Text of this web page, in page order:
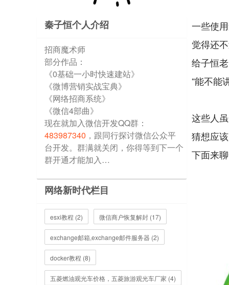
秦子恒个人介绍
招商魔术师
部分作品：
《0基础一小时快速建站》
《微博营销实战宝典》
《网络招商系统》
《微信4部曲》
现在就加入微信开发QQ群：
483987340 ，跟同行探讨微信公众平
台开发。群满就关闭，你得等到下一个
群开通才能加入…
网络新时代栏目
esxi教程 (2) 微信商户恢复解封 (17)
exchange邮箱,exchange邮件服务器 (2)
docker教程 (8)
五菱燃油观光车价格，五菱旅游观光车厂家 (4)
一些使
觉得还
给子恒
“能不能
这些人
猜想应
下面来